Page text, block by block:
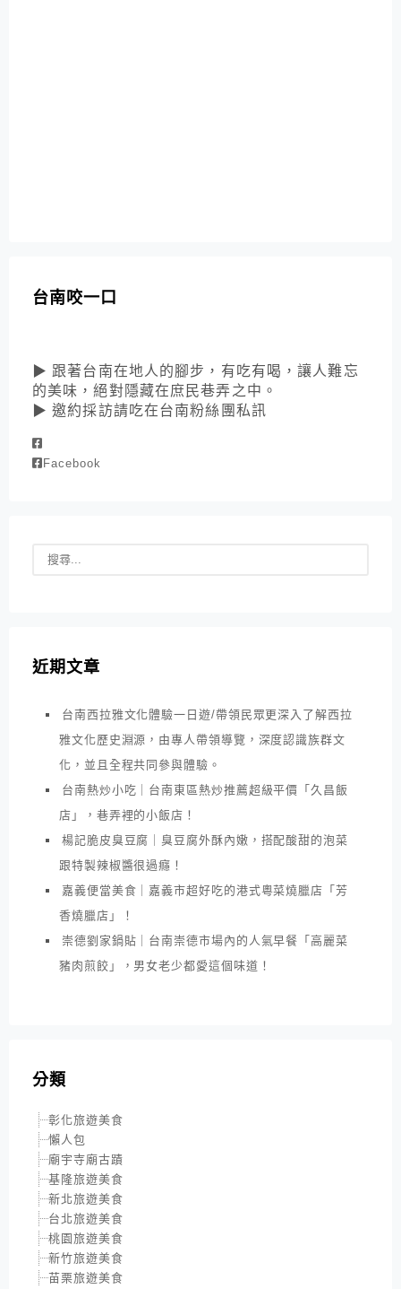
台南咬一口
▶ 跟著台南在地人的腳步，有吃有喝，讓人難忘
的美味，絕對隱藏在庶民巷弄之中。
▶ 邀約採訪請吃在台南粉絲團私訊
Facebook
近期文章
台南西拉雅文化體驗一日遊/帶領民眾更深入了解西拉
雅文化歷史淵源，由專人帶領導覽，深度認識族群文
化，並且全程共同參與體驗。
台南熱炒小吃｜台南東區熱炒推薦超級平價「久昌飯
店」，巷弄裡的小飯店！
楊記脆皮臭豆腐｜臭豆腐外酥內嫩，搭配酸甜的泡菜
跟特製辣椒醬很過癮！
嘉義便當美食｜嘉義市超好吃的港式粵菜燒臘店「芳
香燒臘店」！
崇德劉家鍋貼｜台南崇德市場內的人氣早餐「高麗菜
豬肉煎餃」，男女老少都愛這個味道！
分類
彰化旅遊美食
懶人包
廟宇寺廟古蹟
基隆旅遊美食
新北旅遊美食
台北旅遊美食
桃園旅遊美食
新竹旅遊美食
苗栗旅遊美食